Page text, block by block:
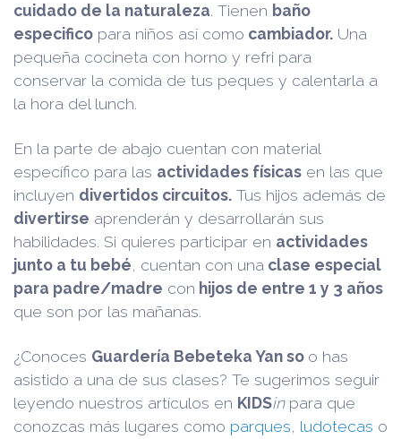
cuidado de la naturaleza . Tienen baño
especifico para niños así como cambiador. Una
pequeña cocineta con horno y refri para
conservar la comida de tus peques y calentarla a
la hora del lunch.
En la parte de abajo cuentan con material
específico para las actividades físicas en las que
incluyen divertidos circuitos. Tus hijos además de
divertirse aprenderán y desarrollarán sus
habilidades. Si quieres participar en actividades
junto a tu bebé , cuentan con una clase especial
para padre/madre con hijos de entre 1 y 3 años
que son por las mañanas.
¿Conoces Guardería Bebeteka Yan so o has
asistido a una de sus clases? Te sugerimos seguir
leyendo nuestros artículos en KIDSinpara que
conozcas más lugares como parques ludotecas o